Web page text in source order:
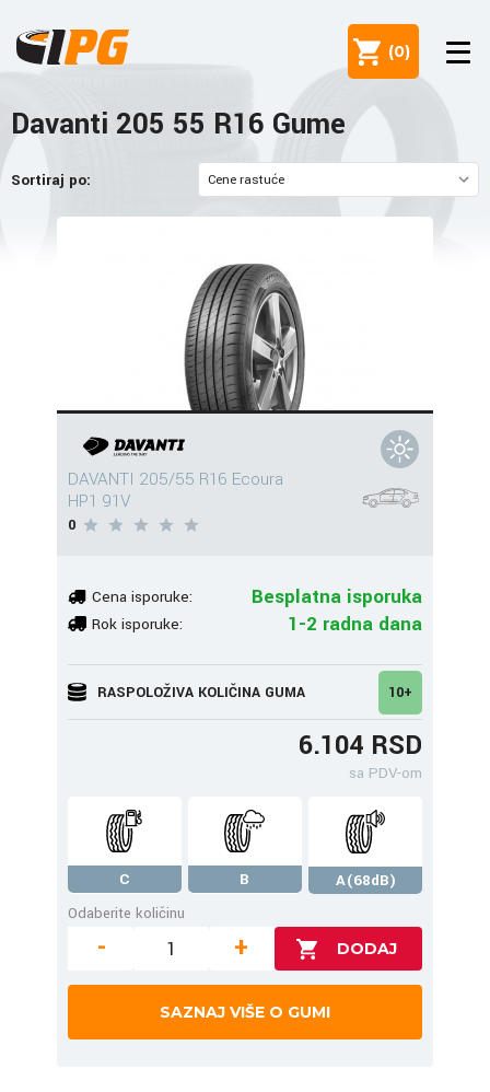
(0)
Davanti 205 55 R16 Gume
Sortiraj po:
DAVANTI 205/55 R16 Ecoura
HP1 91V
0
Cena isporuke: Besplatna isporuka
Rok isporuke: 1-2 radna dana
RASPOLOŽIVA KOLIČINA GUMA 10+
6.104 RSD
sa PDV-om
C B
A(68dB)
Odaberite količinu
- +
SAZNAJ VIŠE O GUMI